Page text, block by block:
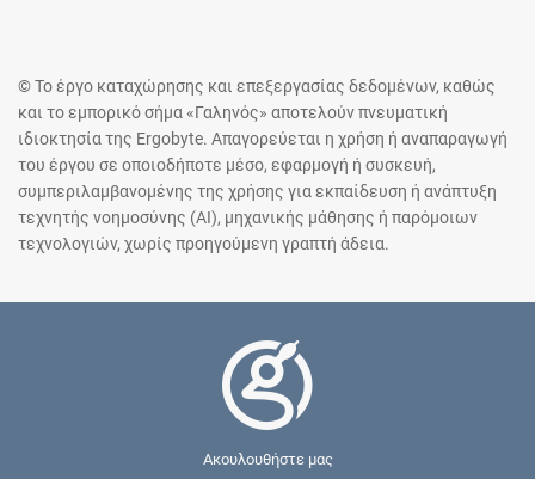
© Το έργο καταχώρησης και επεξεργασίας δεδομένων, καθώς
και το εμπορικό σήμα «Γαληνός» αποτελούν πνευματική
ιδιοκτησία της Ergobyte. Απαγορεύεται η χρήση ή αναπαραγωγή
του έργου σε οποιοδήποτε μέσο, εφαρμογή ή συσκευή,
συμπεριλαμβανομένης της χρήσης για εκπαίδευση ή ανάπτυξη
τεχνητής νοημοσύνης (AI), μηχανικής μάθησης ή παρόμοιων
τεχνολογιών, χωρίς προηγούμενη γραπτή άδεια.
Ακουλουθήστε μας